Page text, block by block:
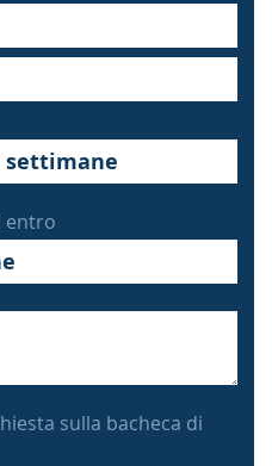
entro
sulla bacheca di